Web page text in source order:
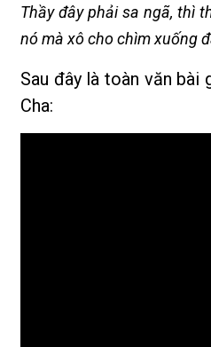
Thầy đây phải sa ngã, thì
nó mà xô cho chìm xuống
Sau đây là toàn văn bài
Cha: